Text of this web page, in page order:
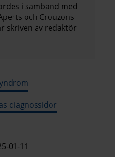
i samband med
och Crouzons
skriven av redaktör
diagnossidor
01-11